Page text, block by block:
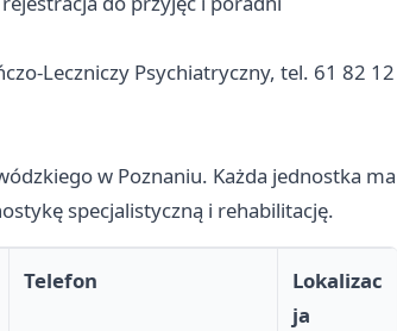
Leczniczy Psychiatryczny, tel. 61 82 12
w Poznaniu. Każda jednostka ma
specjalistyczną i rehabilitację.
Telefon
Lokalizac
ja